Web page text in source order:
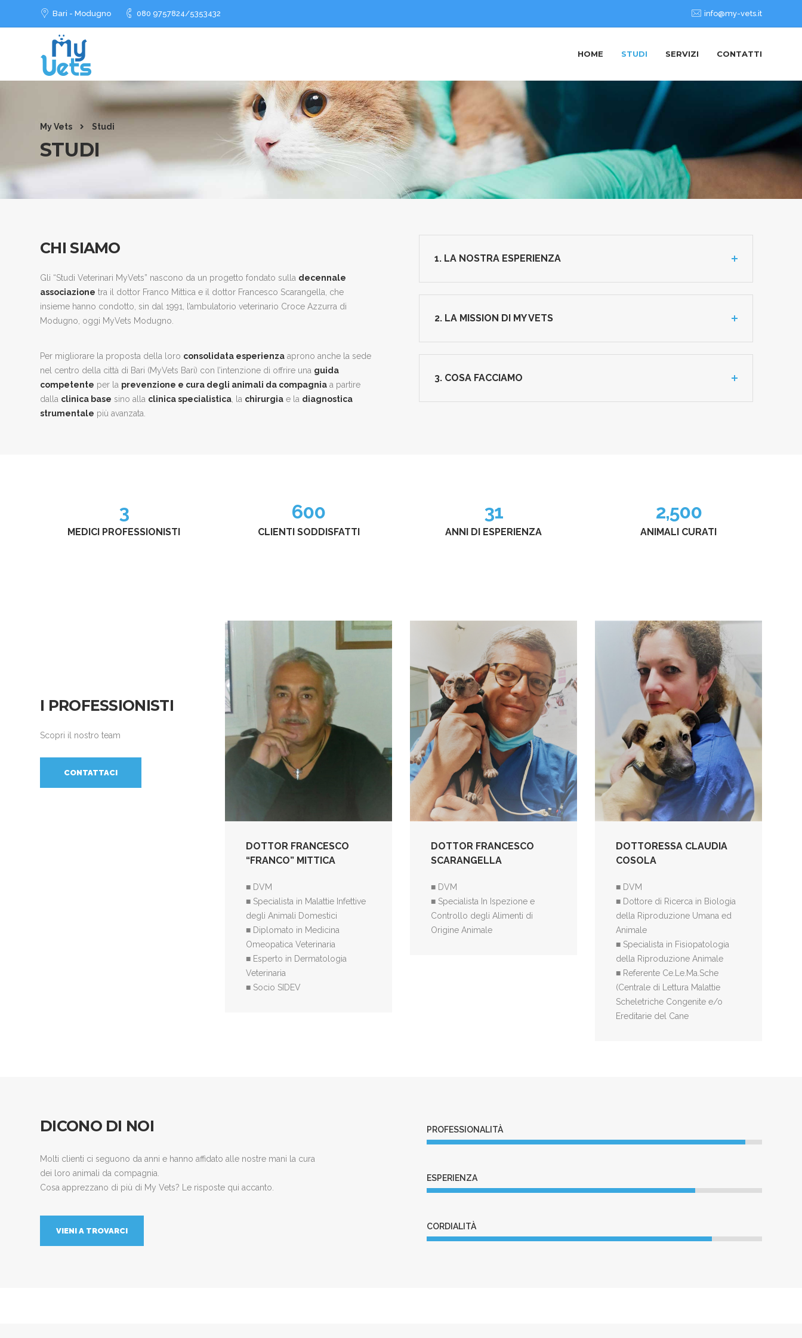
Bari - Modugno 080 9757824/5353432 info@my-vets.it
HOME STUDI SERVIZI CONTATTI
My Vets Studi
STUDI
CHI SIAMO
Gli “Studi Veterinari MyVets” nascono da un progetto fondato sulla decennale
associazione tra il dottor Franco Mittica e il dottor Francesco Scarangella, che
insieme hanno condotto, sin dal 1991, l’ambulatorio veterinario Croce Azzurra di
Modugno, oggi MyVets Modugno.
Per migliorare la proposta della loro consolidata esperienza aprono anche la sede
nel centro della città di Bari (MyVets Bari) con l’intenzione di offrire una guida
competente per la prevenzione e cura degli animali da compagnia a partire
dalla clinica base sino alla clinica specialistica , la chirurgia e la diagnostica
strumentale più avanzata.
1. LA NOSTRA ESPERIENZA
2. LA MISSION DI MY VETS
3. COSA FACCIAMO
3
MEDICI PROFESSIONISTI
600
CLIENTI SODDISFATTI
31
ANNI DI ESPERIENZA
2,500
ANIMALI CURATI
I PROFESSIONISTI
Scopri il nostro team
CONTATTACI
DOTTOR FRANCESCO
“FRANCO” MITTICA
■ DVM
■ Specialista in Malattie Infettive
degli Animali Domestici
■ Diplomato in Medicina
Omeopatica Veterinaria
■ Esperto in Dermatologia
Veterinaria
■ Socio SIDEV
DOTTOR FRANCESCO
SCARANGELLA
■ DVM
■ Specialista In Ispezione e
Controllo degli Alimenti di
Origine Animale
DOTTORESSA CLAUDIA
COSOLA
■ DVM
■ Dottore di Ricerca in Biologia
della Riproduzione Umana ed
Animale
■ Specialista in Fisiopatologia
della Riproduzione Animale
■ Referente Ce.Le.Ma.Sche
(Centrale di Lettura Malattie
Scheletriche Congenite e/o
Ereditarie del Cane
DICONO DI NOI
Molti clienti ci seguono da anni e hanno affidato alle nostre mani la cura
dei loro animali da compagnia.
Cosa apprezzano di più di My Vets? Le risposte qui accanto.
VIENI A TROVARCI
PROFESSIONALITÀ
ESPERIENZA
CORDIALITÀ